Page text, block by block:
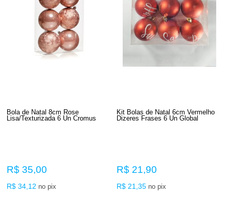
Bola de Natal 8cm Rose
Lisa/Texturizada 6 Un Cromus
R$ 35,00
R$ 34,12 no pix
Kit Bolas de Natal 6cm Vermelho
Dizeres Frases 6 Un Global
R$ 21,90
R$ 21,35 no pix